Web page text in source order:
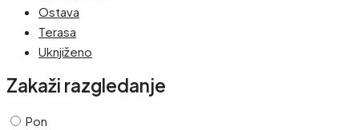
Ostava
Terasa
Uknjiženo
Zakaži razgledanje
Pon